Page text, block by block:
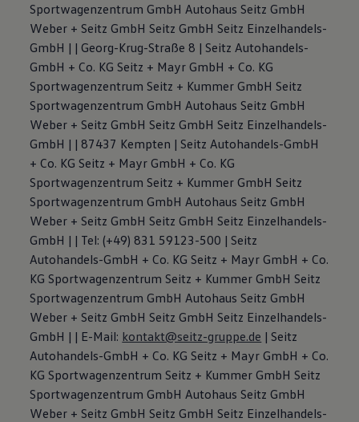
Sportwagenzentrum GmbH Autohaus Seitz GmbH
Weber + Seitz GmbH Seitz GmbH Seitz Einzelhandels-
GmbH | | Georg-Krug-Straße 8 | Seitz Autohandels-
GmbH + Co. KG Seitz + Mayr GmbH + Co. KG
Sportwagenzentrum Seitz + Kummer GmbH Seitz
Sportwagenzentrum GmbH Autohaus Seitz GmbH
Weber + Seitz GmbH Seitz GmbH Seitz Einzelhandels-
GmbH | | 87437 Kempten | Seitz Autohandels-GmbH
+ Co. KG Seitz + Mayr GmbH + Co. KG
Sportwagenzentrum Seitz + Kummer GmbH Seitz
Sportwagenzentrum GmbH Autohaus Seitz GmbH
Weber + Seitz GmbH Seitz GmbH Seitz Einzelhandels-
GmbH | | Tel: (+49) 831 59123-500 | Seitz
Autohandels-GmbH + Co. KG Seitz + Mayr GmbH + Co.
KG Sportwagenzentrum Seitz + Kummer GmbH Seitz
Sportwagenzentrum GmbH Autohaus Seitz GmbH
Weber + Seitz GmbH Seitz GmbH Seitz Einzelhandels-
GmbH | | E-Mail: kontakt@seitz-gruppe.de | Seitz
Autohandels-GmbH + Co. KG Seitz + Mayr GmbH + Co.
KG Sportwagenzentrum Seitz + Kummer GmbH Seitz
Sportwagenzentrum GmbH Autohaus Seitz GmbH
Weber + Seitz GmbH Seitz GmbH Seitz Einzelhandels-